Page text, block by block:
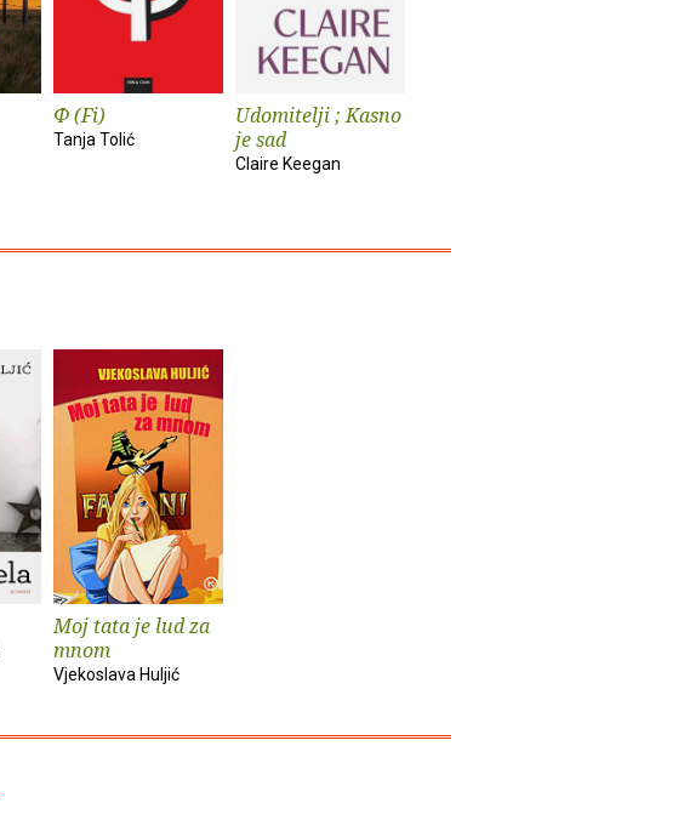
Φ (Fi)
Tanja Tolić
Udomitelji ; Kasno
je sad
Claire Keegan
Moj tata je lud za
mnom
Vjekoslava Huljić